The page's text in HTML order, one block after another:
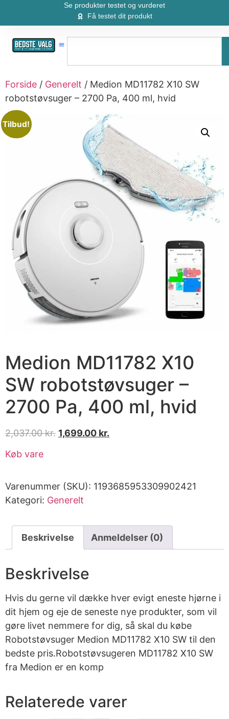
Se produkter testet og vurderet
Få testet dit produkt
Forside / Generelt / Medion MD11782 X10 SW
robotstøvsuger – 2700 Pa, 400 ml, hvid
Tilbud!
Medion MD11782 X10
SW robotstøvsuger –
2700 Pa, 400 ml, hvid
2,037.00kr. 1,699.00 kr.
Køb vare
Varenummer (SKU): 1193685953309902421
Kategori: Generelt
Beskrivelse Anmeldelser (0)
Beskrivelse
Hvis du gerne vil dække hver evigt eneste hjørne i
dit hjem og eje de seneste nye produkter, som vil
gøre livet nemmere for dig, så skal du købe
Robotstøvsuger Medion MD11782 X10 SW til den
bedste pris.Robotstøvsugeren MD11782 X10 SW
fra Medion er en komp
Relaterede varer